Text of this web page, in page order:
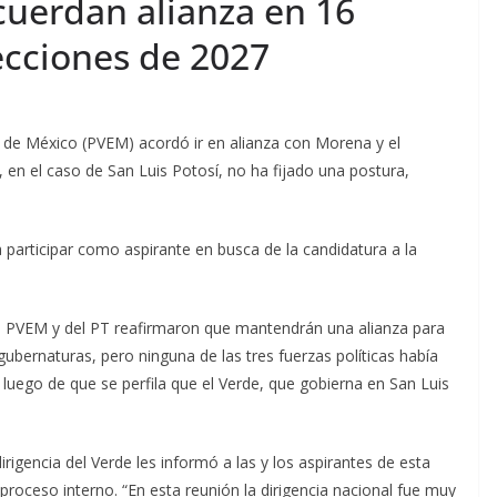
alianza en 16
de 2027
México (PVEM) acordó ir en alianza con Morena y el
el caso de San Luis Potosí, no ha fijado una postura,
como aspirante en busca de la candidatura a la
y del PT reafirmaron que mantendrán una alianza para
pero ninguna de las tres fuerzas políticas había
de que se perfila que el Verde, que gobierna en San Luis
del Verde les informó a las y los aspirantes de esta
interno. “En esta reunión la dirigencia nacional fue muy